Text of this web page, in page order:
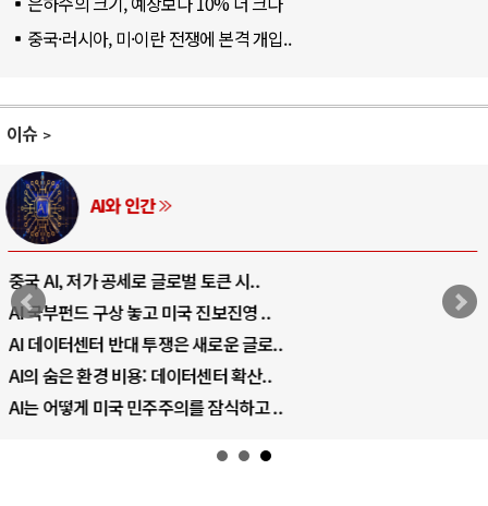
중국·러시아, 미·이란 전쟁에 본격 개입..
이슈
AI와 인간
중국 AI, 저가 공세로 글로벌 토큰 시..
AI 국부펀드 구상 놓고 미국 진보진영 ..
AI 데이터센터 반대 투쟁은 새로운 글로..
AI의 숨은 환경 비용: 데이터센터 확산..
AI는 어떻게 미국 민주주의를 잠식하고 ..